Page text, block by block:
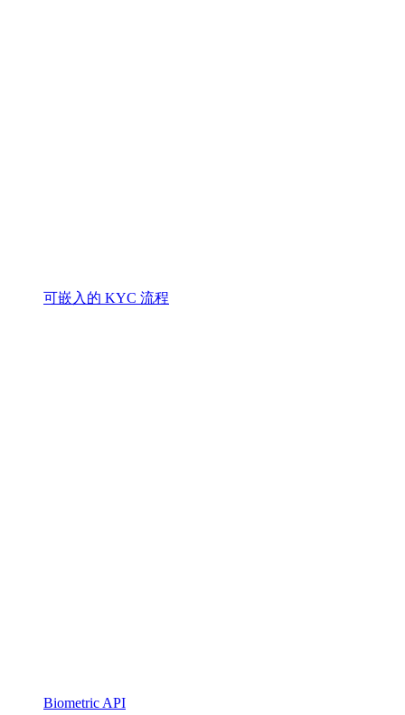
可嵌入的 KYC 流程
Biometric API